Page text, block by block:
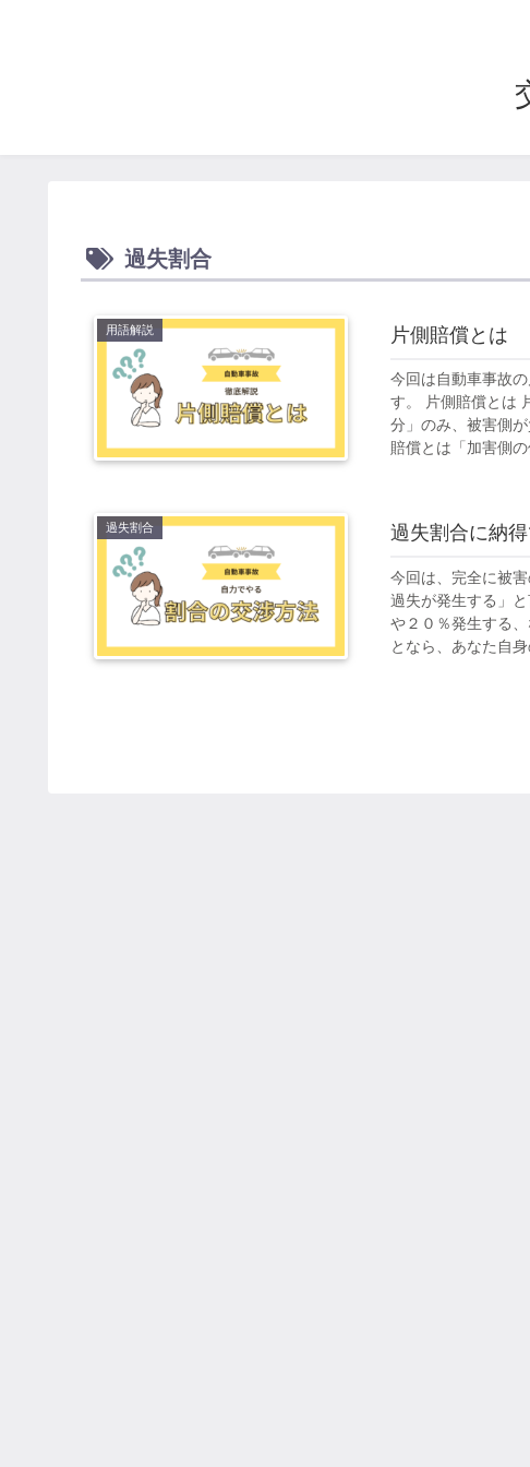
過失割合
用語解説 片側賠償とは
今回は自動車事故
す。 片側賠償とは
分」のみ、被害側
賠償とは「加害側
過失割合 過失割合に納
今回は、完全に被
過失が発生する」
や２０％発生する
となら、あなた自身